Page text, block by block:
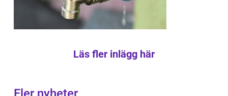
Läs fler inlägg här